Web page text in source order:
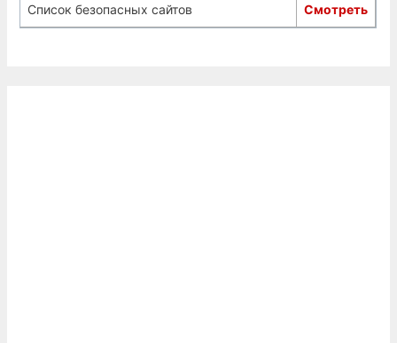
Список безопасных сайтов Смотреть